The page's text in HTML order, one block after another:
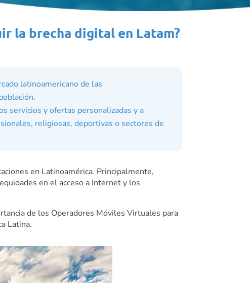
la brecha digital en Latam?
latinoamericano de las
servicios y ofertas personalizadas y a
religiosas, deportivas o sectores de
en Latinoamérica. Principalmente,
en el acceso a Internet y los
de los Operadores Móviles Virtuales para
Latina.